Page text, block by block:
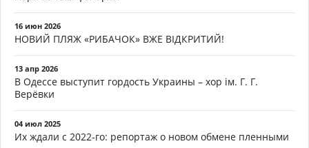
16 июн 2026
НОВИЙ ПЛЯЖ «РИБАЧОК» ВЖЕ ВІДКРИТИЙ!
13 апр 2026
В Одессе выступит гордость Украины – хор ім. Г. Г.
Верёвки
04 июл 2025
Их ждали с 2022-го: репортаж о новом обмене пленными